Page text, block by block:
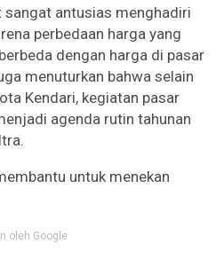
sangat antusias menghadiri
perbedaan harga yang
dengan harga di pasar
menuturkan bahwa selain
Kendari, kegiatan pasar
agenda rutin tahunan
untuk menekan
oleh Google